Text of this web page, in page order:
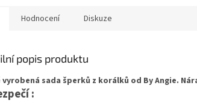
Hodnocení Diskuze
popis produktu
vyrobená sada šperků z korálků od By Angie.
: